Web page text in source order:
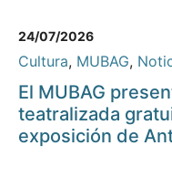
24/07/2026
Cultura, MUBAG,
El MUBAG
teatralizada
exposición de